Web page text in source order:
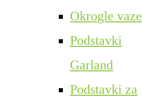
Okrogle vaze
Podstavki
Garland
Podstavki za